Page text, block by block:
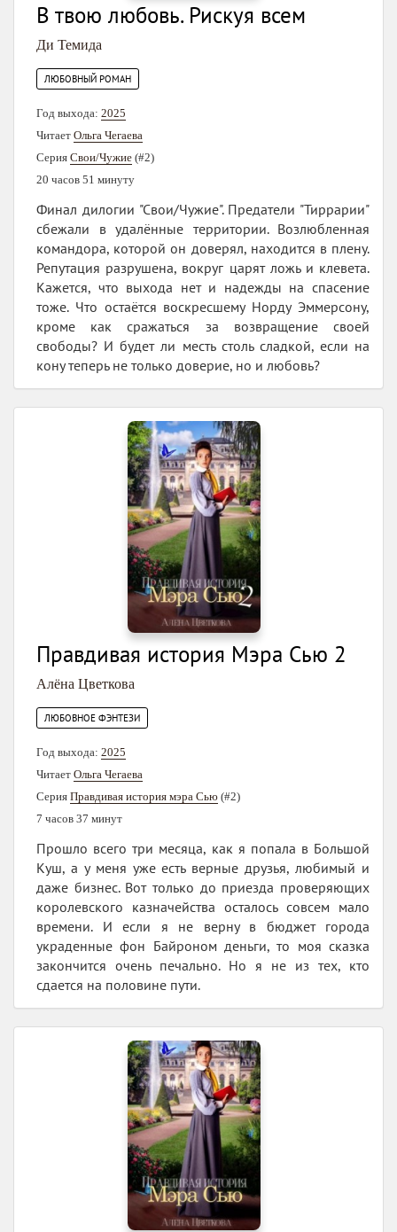
В твою любовь. Рискуя всем
Ди Темида
ЛЮБОВНЫЙ РОМАН
Год выхода: 2025
Читает Ольга Чегаева
Серия Свои/Чужие (#2)
20 часов 51 минуту
Финал дилогии "Свои/Чужие". Предатели "Тиррарии"
сбежали в удалённые территории. Возлюбленная
командора, которой он доверял, находится в плену.
Репутация разрушена, вокруг царят ложь и клевета.
Кажется, что выхода нет и надежды на спасение
тоже. Что остаётся воскресшему Норду Эммерсону,
кроме как сражаться за возвращение своей
свободы? И будет ли месть столь сладкой, если на
кону теперь не только доверие, но и любовь?
Правдивая история Мэра Сью 2
Алёна Цветкова
ЛЮБОВНОЕ ФЭНТЕЗИ
Год выхода: 2025
Читает Ольга Чегаева
Серия Правдивая история мэра Сью (#2)
7 часов 37 минут
Прошло всего три месяца, как я попала в Большой
Куш, а у меня уже есть верные друзья, любимый и
даже бизнес. Вот только до приезда проверяющих
королевского казначейства осталось совсем мало
времени. И если я не верну в бюджет города
украденные фон Байроном деньги, то моя сказка
закончится очень печально. Но я не из тех, кто
сдается на половине пути.